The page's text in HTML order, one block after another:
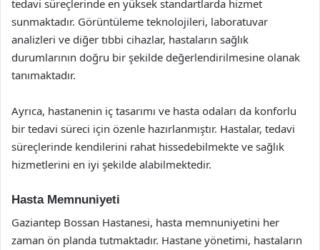
tedavi süreçlerinde en yüksek standartlarda hizmet
sunmaktadır. Görüntüleme teknolojileri, laboratuvar
analizleri ve diğer tıbbi cihazlar, hastaların sağlık
durumlarının doğru bir şekilde değerlendirilmesine olanak
tanımaktadır.
Ayrıca, hastanenin iç tasarımı ve hasta odaları da konforlu
bir tedavi süreci için özenle hazırlanmıştır. Hastalar, tedavi
süreçlerinde kendilerini rahat hissedebilmekte ve sağlık
hizmetlerini en iyi şekilde alabilmektedir.
Hasta Memnuniyeti
Gaziantep Bossan Hastanesi, hasta memnuniyetini her
zaman ön planda tutmaktadır. Hastane yönetimi, hastaların